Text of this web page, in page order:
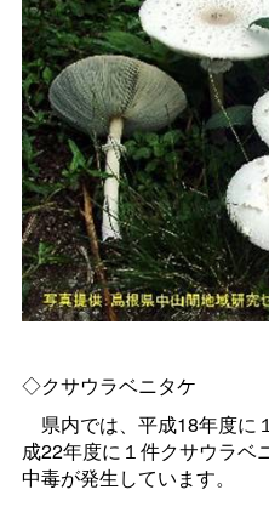
◇クサウラベニタケ
県内では、平成18年度に
成22年度に１件クサウラベ
中毒が発生しています。